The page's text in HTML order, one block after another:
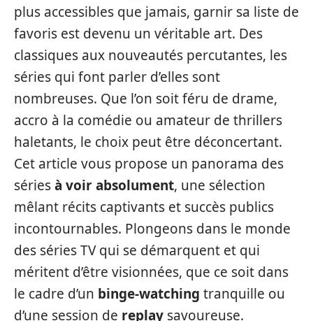
plus accessibles que jamais, garnir sa liste de
favoris est devenu un véritable art. Des
classiques aux nouveautés percutantes, les
séries qui font parler d’elles sont
nombreuses. Que l’on soit féru de drame,
accro à la comédie ou amateur de thrillers
haletants, le choix peut être déconcertant.
Cet article vous propose un panorama des
sériesà voir absolument, une sélection
mêlant récits captivants et succès publics
incontournables. Plongeons dans le monde
des séries TV qui se démarquent et qui
méritent d’être visionnées, que ce soit dans
le cadre d’un binge-watching tranquille ou
d’une session de replay savoureuse.